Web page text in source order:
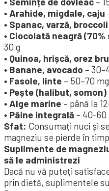
• Arahide, migdale, caju
• Spanac, varză, broccoli
• Ciocolată neagră
30 g
• Quinoa, hrișcă, orez
• Banane, avocado –
• Fasole, linte – 50–70
• Pește (halibut, somon)
• Alge marine – până la
• Pâine integrală – 40-60
Sfat: Consumați nuci și
magneziu se pierde în
Suplimente de
să le administrezi
Dacă nu vă puteți
prin dietă, suplimentele